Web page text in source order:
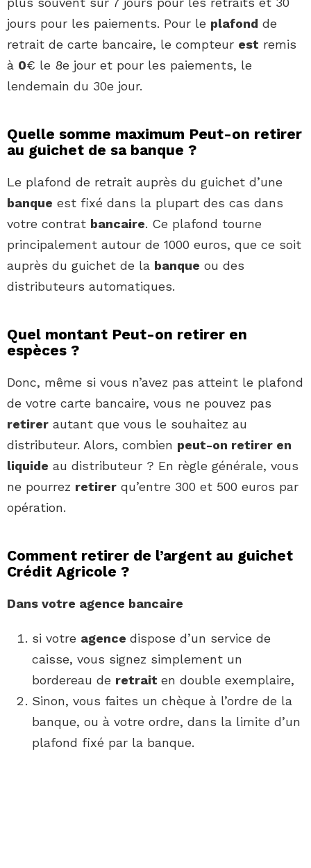
jours pour les paiements. Pour le plafond de
retrait de carte bancaire, le compteur est remis
à 0€ le 8e jour et pour les paiements, le
lendemain du 30e jour.
Quelle somme maximum Peut-on retirer
au guichet de sa banque ?
Le plafond de retrait auprès du guichet d’une
banque est fixé dans la plupart des cas dans
votre contrat bancaire. Ce plafond tourne
principalement autour de 1000 euros, que ce soit
auprès du guichet de la banque ou des
distributeurs automatiques.
Quel montant Peut-on retirer en
espèces ?
Donc, même si vous n’avez pas atteint le plafond
de votre carte bancaire, vous ne pouvez pas
retirer autant que vous le souhaitez au
distributeur. Alors, combien peut-on retirer en
liquide au distributeur ? En règle générale, vous
ne pourrez retirer qu’entre 300 et 500 euros par
opération.
Comment retirer de l’argent au guichet
Crédit Agricole ?
Dans votre agence bancaire
si votre agence dispose d’un service de
caisse, vous signez simplement un
bordereau de retrait en double exemplaire,
Sinon, vous faites un chèque à l’ordre de la
banque, ou à votre ordre, dans la limite d’un
plafond fixé par la banque.